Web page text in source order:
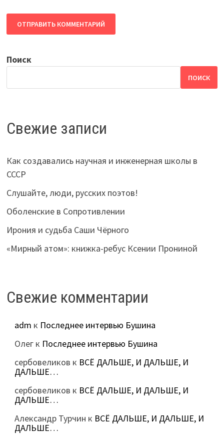
Поиск
ПОИСК
Свежие записи
Как создавались научная и инженерная школы в
СССР
Слушайте, люди, русских поэтов!
Оболенские в Сопротивлении
Ирония и судьба Саши Чёрного
«Мирный атом»: книжка-ребус Ксении Прониной
Свежие комментарии
adm к Последнее интервью Бушина
Олегк Последнее интервью Бушина
сербовеликов к ВСЁ ДАЛЬШЕ, И ДАЛЬШЕ, И
ДАЛЬШЕ…
сербовеликов к ВСЁ ДАЛЬШЕ, И ДАЛЬШЕ, И
ДАЛЬШЕ…
Александр Турчин к ВСЁ ДАЛЬШЕ, И ДАЛЬШЕ, И
ДАЛЬШЕ…